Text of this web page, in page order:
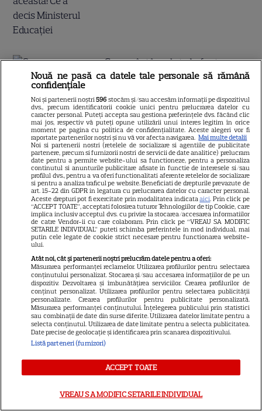
Ce s-a întâmplat, de fapt, cu
Anastasia, tânăra dată
dispărută în București, prin
RO-Alert, și găsită ulterior
decedată. Ultimele clipe din
viața fetei i-au tulburat chiar
și pe anchetatori
Nouă ne pasă ca datele tale personale să rămână
confidențiale
Noi și partenerii noștri596 stocăm și/sau accesăm informații pe dispozitivul
dvs., precum identificatorii cookie unici pentru prelucrarea datelor cu
caracter personal. Puteți accepta sau gestiona preferințele dvs. făcând clic
mai jos, respectiv vă puteți opune utilizării unui interes legitim în orice
moment pe pagina cu politica de confidențialitate. Aceste alegeri vor fi
raportate partenerilor noștri și nu vă vor afecta navigarea. Mai multe detalii
Noi si partenerii nostri (retelele de socializare si agentiile de publicitate
partenere, precum si furnizorii nostri de servicii de date analitice) prelucram
date pentru a permite website-ului sa functioneze, pentru a personaliza
continutul si anunturile publicitare afisate in functie de interesele si/sau
profilul dvs., pentru a va oferi functionalitati aferente retelelor de socializare
si pentru a analiza traficul pe website. Beneficiati de drepturile prevazute de
art. 15-22 din GDPR in legatura cu prelucrarea datelor cu caracter personal.
Aceste drepturi pot fi exercitate prin modalitatea indicataaici. Prin click pe
“ACCEPT TOATE”, acceptati folosirea tuturor Tehnologiilor de tip Cookie, care
implica inclusiv acceptul dvs. cu privire la stocarea/accesarea informatiilor
de catre Vendor-ii cu care colaboram. Prin click pe “VREAU SA MODIFIC
SETARILE INDIVIDUAL” puteti schimba preferintele in mod individual, mai
putin cele legate de cookie strict necesare pentru functionarea website-
ului.
Atât noi, cât și partenerii noștri prelucrăm datele pentru a oferi:
Măsurarea performanței reclamelor. Utilizarea profilurilor pentru selectarea
conținutului personalizat. Stocarea și/sau accesarea informațiilor de pe un
dispozitiv. Dezvoltarea și îmbunătățirea serviciilor. Crearea profilurilor de
conținut personalizat. Utilizarea profilurilor pentru selectarea publicității
personalizate. Crearea profilurilor pentru publicitate personalizată.
Măsurarea performanței conținutului. Înțelegerea publicului prin statistici
sau combinații de date din surse diferite. Utilizarea datelor limitate pentru a
selecta conținutul. Utilizarea de date limitate pentru a selecta publicitatea.
Date precise de geolocație și identificarea prin scanarea dispozitivului.
Listă parteneri (furnizori)
ACCEPT TOATE
VREAU SA MODIFIC SETARILE INDIVIDUAL